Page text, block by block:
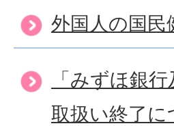
外国人の国
「みずほ銀
取扱い終了に